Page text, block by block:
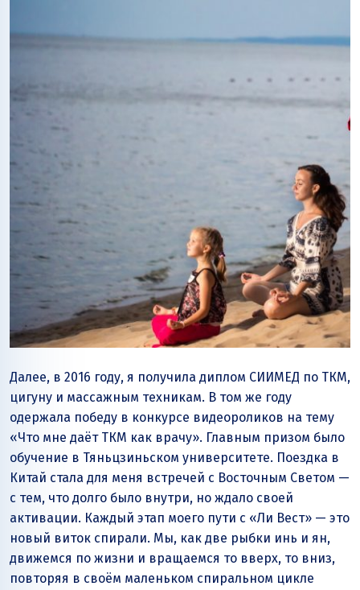
Далее, в 2016 году, я получила диплом СИИМЕД по ТКМ,
цигуну и массажным техникам. В том же году
одержала победу в конкурсе видеороликов на тему
«Что мне даёт ТКМ как врачу». Главным призом было
обучение в Тяньцзиньском университете. Поездка в
Китай стала для меня встречей с Восточным Светом —
с тем, что долго было внутри, но ждало своей
активации. Каждый этап моего пути с «Ли Вест» — это
новый виток спирали. Мы, как две рыбки инь и ян,
движемся по жизни и вращаемся то вверх, то вниз,
повторяя в своём маленьком спиральном цикле